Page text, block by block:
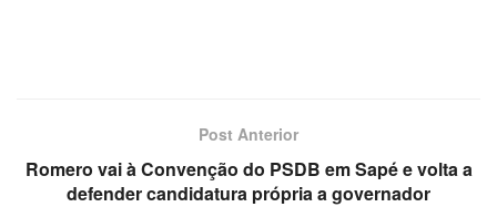
Post Anterior
Romero vai à Convenção do PSDB em Sapé e volta a
defender candidatura própria a governador